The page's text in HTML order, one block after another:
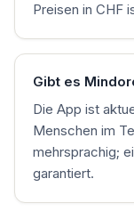
Preisen in CHF
Gibt es
Die App ist
Menschen im
mehrsprachig;
garantiert.